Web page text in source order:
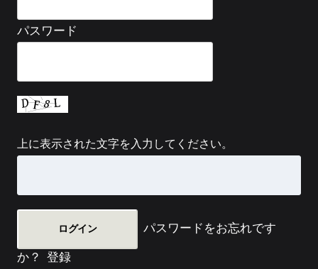
パスワード
上に表示された文字を入力してください。
パスワードをお忘れです
か？ 登録